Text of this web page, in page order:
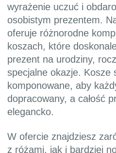
wyrażenie uczuć i
osobistym prezentem.
oferuje różnorodne
koszach, które
prezent na urodziny,
specjalne okazje. Kosze
komponowane, aby
dopracowany, a całość
elegancko.
W ofercie znajdziesz
z różami, jak i bardziej